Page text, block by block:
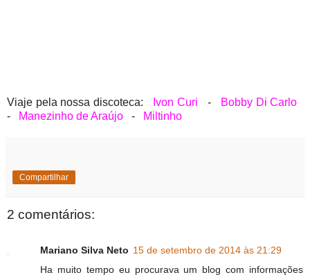
Viaje pela nossa discoteca: Ivon Curi -
Bobby Di Carlo
-
Manezinho de Araújo - Miltinho
Compartilhar
2 comentários:
Mariano Silva Neto 15 de setembro de 2014 às 21:29
Ha muito tempo eu procurava um blog com informações